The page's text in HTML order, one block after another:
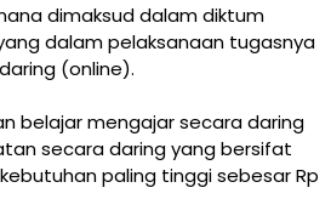
dimaksud dalam diktum
dalam pelaksanaan tugasnya
(online).
belajar mengajar secara daring
secara daring yang bersifat
paling tinggi sebesar Rp